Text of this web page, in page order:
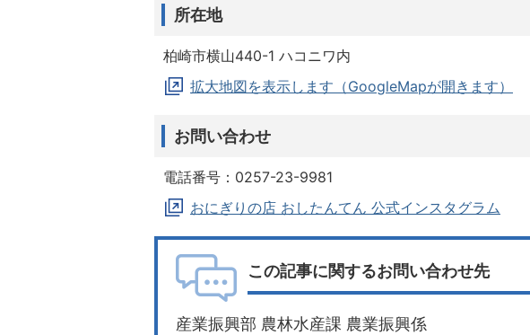
所在地
柏崎市横山440-1 ハコニワ内
拡大地図を表示します（GoogleMapが開きます）
お問い合わせ
電話番号：0257-23-9981
おにぎりの店 おしたんてん 公式インスタグラム
この記事に関するお問い合わせ先
産業振興部 農林水産課 農業振興係